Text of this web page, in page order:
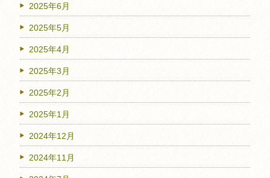
2025年6月
2025年5月
2025年4月
2025年3月
2025年2月
2025年1月
2024年12月
2024年11月